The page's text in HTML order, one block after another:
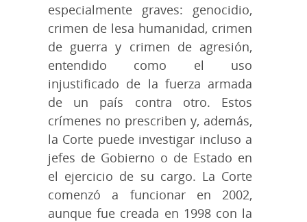
especialmente graves: genocidio,
crimen de lesa humanidad, crimen
de guerra y crimen de agresión,
entendido como el uso
injustificado de la fuerza armada
de un país contra otro. Estos
crímenes no prescriben y, además,
la Corte puede investigar incluso a
jefes de Gobierno o de Estado en
el ejercicio de su cargo. La Corte
comenzó a funcionar en 2002,
aunque fue creada en 1998 con la